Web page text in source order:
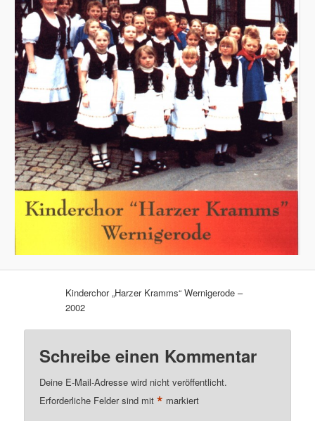
Kinderchor „Harzer Kramms“ Wernigerode –
2002
Schreibe einen Kommentar
Deine E-Mail-Adresse wird nicht veröffentlicht.
Erforderliche Felder sind mit* markiert